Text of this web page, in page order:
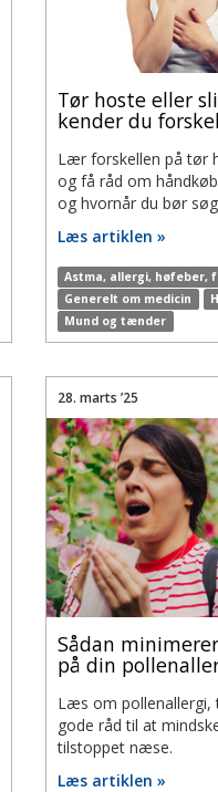
Tør hoste eller
kender du forskel
Lær forskellen på tør
og få råd om
og hvornår du bør
Læs artiklen »
Astma, allergi, høfeber,
Generelt om medicin
Mund og tænder
28. marts ’25
Sådan
på din
Læs om pollenallergi,
gode råd til at
tilstoppet næse.
Læs artiklen »